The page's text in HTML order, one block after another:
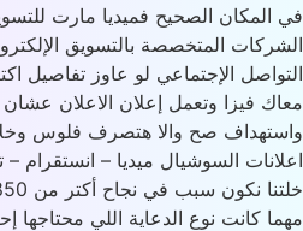
الصحيح فميديا مارت
المتخصصة بالتسويق
الإجتماعي لو عاوز تفاصيل
فيزا وتعمل إعلان الاعلان عشان
صح والا هتصرف فلوس
السوشيال ميديا – انستقرام –